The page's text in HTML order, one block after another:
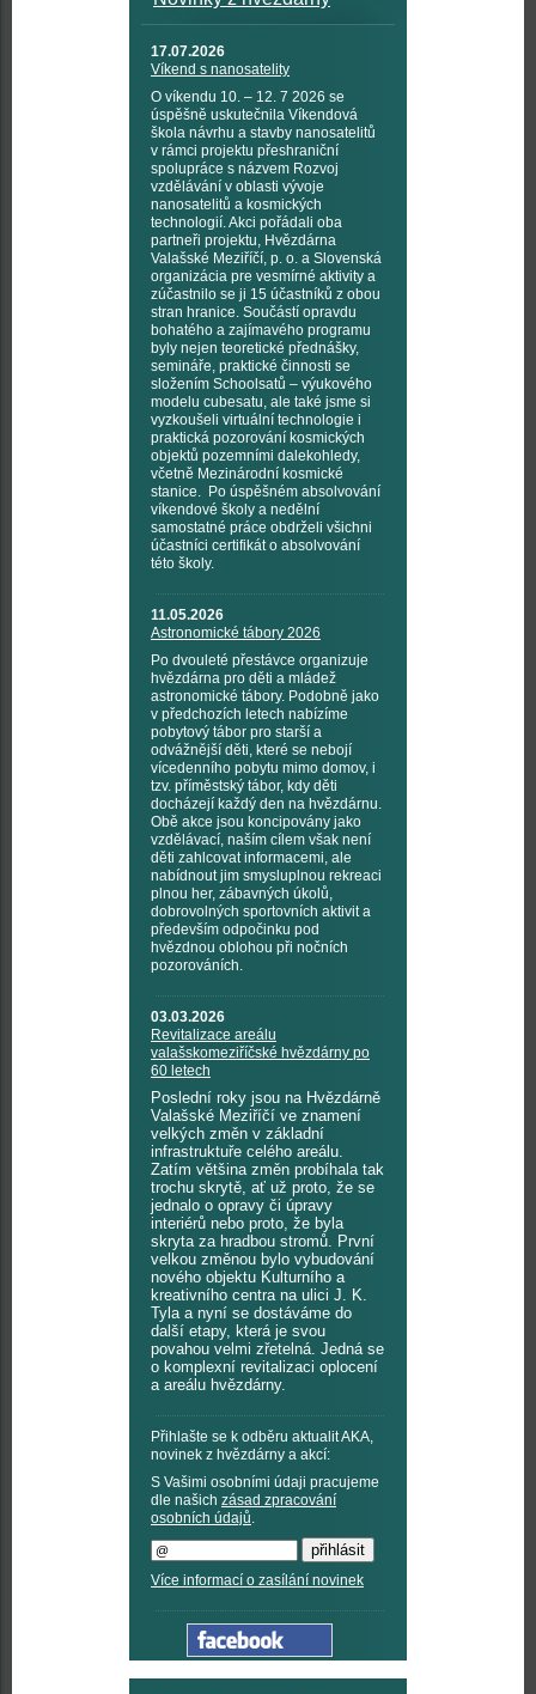
17.07.2026
Víkend s nanosatelity
O víkendu 10. – 12. 7 2026 se
úspěšně uskutečnila Víkendová
škola návrhu a stavby nanosatelitů
v rámci projektu přeshraniční
spolupráce s názvem Rozvoj
vzdělávání v oblasti vývoje
nanosatelitů a kosmických
technologií. Akci pořádali oba
partneři projektu, Hvězdárna
Valašské Meziříčí, p. o. a Slovenská
organizácia pre vesmírné aktivity a
zúčastnilo se ji 15 účastníků z obou
stran hranice. Součástí opravdu
bohatého a zajímavého programu
byly nejen teoretické přednášky,
semináře, praktické činnosti se
složením Schoolsatů – výukového
modelu cubesatu, ale také jsme si
vyzkoušeli virtuální technologie i
praktická pozorování kosmických
objektů pozemními dalekohledy,
včetně Mezinárodní kosmické
stanice. Po úspěšném absolvování
víkendové školy a nedělní
samostatné práce obdrželi všichni
účastníci certifikát o absolvování
této školy.
11.05.2026
Astronomické tábory 2026
Po dvouleté přestávce organizuje
hvězdárna pro děti a mládež
astronomické tábory. Podobně jako
v předchozích letech nabízíme
pobytový tábor pro starší a
odvážnější děti, které se nebojí
vícedenního pobytu mimo domov, i
tzv. příměstský tábor, kdy děti
docházejí každý den na hvězdárnu.
Obě akce jsou koncipovány jako
vzdělávací, naším cílem však není
děti zahlcovat informacemi, ale
nabídnout jim smysluplnou rekreaci
plnou her, zábavných úkolů,
dobrovolných sportovních aktivit a
především odpočinku pod
hvězdnou oblohou při nočních
pozorováních.
03.03.2026
Revitalizace areálu
valašskomeziříčské hvězdárny po
60 letech
Poslední roky jsou na Hvězdárně
Valašské Meziříčí ve znamení
velkých změn v základní
infrastruktuře celého areálu.
Zatím většina změn probíhala tak
trochu skrytě, ať už proto, že se
jednalo o opravy či úpravy
interiérů nebo proto, že byla
skryta za hradbou stromů. První
velkou změnou bylo vybudování
nového objektu Kulturního a
kreativního centra na ulici J. K.
Tyla a nyní se dostáváme do
další etapy, která je svou
povahou velmi zřetelná. Jedná se
o komplexní revitalizaci oplocení
a areálu hvězdárny.
Přihlašte se k odběru aktualit AKA,
novinek z hvězdárny a akcí:
S Vašimi osobními údaji pracujeme
dle našich zásad zpracování
osobních údajů.
Více informací o zasílání novinek